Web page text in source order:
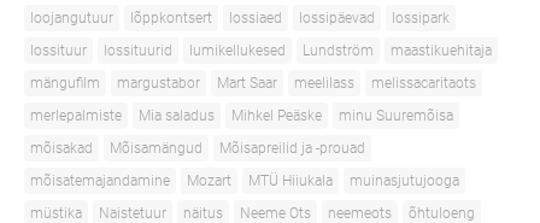
loojangutuur
lõppkontsert lossiaed lossipäevad
lossipark
lossituur
lossituurid lumikellukesed Lundström
maastikuehitaja
mängufilm
margustabor Mart Saar meelilass
melissacaritaots
merlepalmiste
Mia saladus Mihkel Peäske
minu Suuremõisa
mõisakad
Mõisamängud
Mõisapreilid ja -prouad
mõisatemajandamine
Mozart MTÜ Hiiukala
muinasjutujooga
müstika
Naistetuur näitus Neeme Ots neemeots
õhtuloeng